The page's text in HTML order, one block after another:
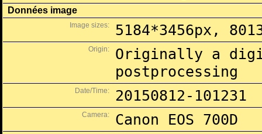
Données image
Image sizes: 5184*3456px,
Origin:
Originally a
postprocessing
Date/Time: 20150812-101231
Camera: Canon EOS 700D